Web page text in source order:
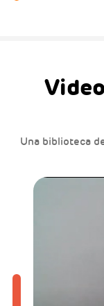
Una biblioteca